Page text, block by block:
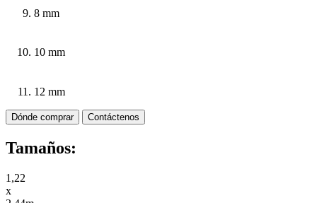
8 mm
10 mm
12 mm
Dónde comprar Contáctenos
Tamaños:
1,22
x